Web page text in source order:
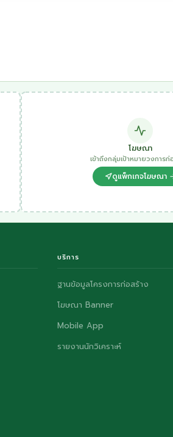
โฆษณา
เข้าถึงกลุ่มเป้าหมายวงการก่
ดูแพ็กเกจโฆษณา
บริการ
ฐานข้อมูลโครงการก่อสร้าง
โฆษณา Banner
Mobile App
รายงานนักวิเคราะห์